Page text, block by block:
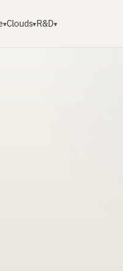
▾Clouds▾R&D▾